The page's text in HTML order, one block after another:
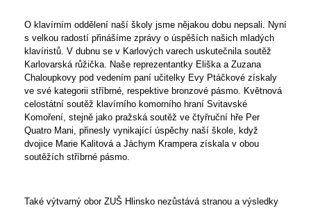
O klavírním oddělení naší školy jsme nějakou dobu nepsali. Nyní
s velkou radostí přinášíme zprávy o úspěších našich mladých
klavíristů. V dubnu se v Karlových varech uskutečnila soutěž
Karlovarská růžička. Naše reprezentantky Eliška a Zuzana
Chaloupkovy pod vedením paní učitelky Evy Ptáčkové získaly
ve své kategorii stříbrné, respektive bronzové pásmo. Květnová
celostátní soutěž klavírního komorního hraní Svitavské
Komoření, stejně jako pražská soutěž ve čtyřruční hře Per
Quatro Mani, přinesly vynikající úspěchy naší škole, když
dvojice Marie Kalitová a Jáchym Krampera získala v obou
soutěžích stříbrné pásmo.
Také výtvarný obor ZUŠ Hlinsko nezůstává stranou a výsledky